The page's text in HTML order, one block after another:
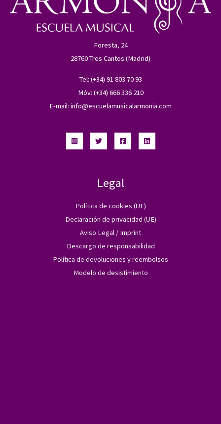
Foresta, 24
28760 Tres Cantos (Madrid)
Tel: (+34) 91 803 70 93
Móv: (+34) 666 336 210
E-mail: info@escuelamusicalarmonia.com
Legal
Política de cookies (UE)
Declaración de privacidad (UE)
Aviso Legal / Imprint
Descargo de responsabilidad
Política de devoluciones y reembolsos
Modelo de desistimiento